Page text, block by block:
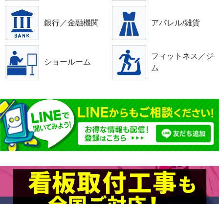
銀行／金融機関 アパレル/雑貨
ショールーム
フィットネス／ジ
ム